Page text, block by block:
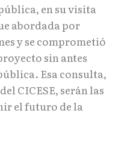
en su visita
abordada por
y se comprometió
sin antes
Esa consulta,
CICESE, serán las
el futuro de la